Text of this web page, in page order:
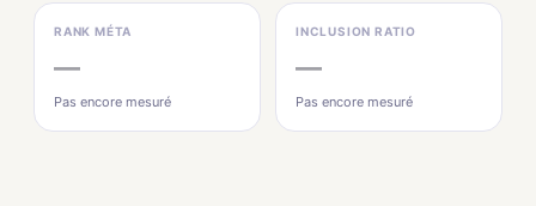
RANK MÉTA
—
Pas encore mesuré
INCLUSION RATIO
—
Pas encore mesuré